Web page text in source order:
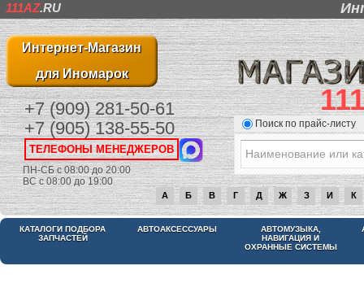
111AZ.RU
Интернет-Магазин
для Иномарок
+7 (909) 281-50-61
+7 (905) 138-55-50
ТЕЛЕФОНЫ МЕНЕДЖЕРОВ
ПН-СБ с 08:00 до 20:00
ВС с 08:00 до 19:00
Поиск по прайс-листу
А Б В Г Д Ж З И К
КАТАЛОГИ ПОДБОРА
ЗАПЧАСТЕЙ
АВТОАКСЕССУАРЫ
АВТОМУЗЫКА,
НАВИГАЦИЯ И
ОХРАННЫЕ СИСТЕМЫ